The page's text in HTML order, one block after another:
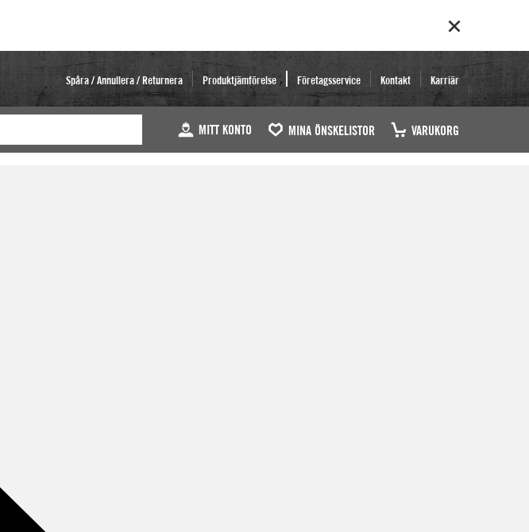
Spåra / Annullera / Returnera Produktjämförelse Företagsservice Kontakt Karriär
MITT KONTO MINA ÖNSKELISTOR VARUKORG